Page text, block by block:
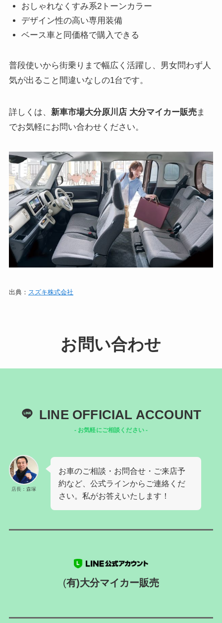
おしゃれなくすみ系2トーンカラー
デザイン性の高い専用装備
ベース車と同価格で購入できる
普段使いから街乗りまで幅広く活躍し、男女問わず人
気が出ること間違いなしの1台です。
詳しくは、 新車市場大分原川店 大分マイカー販売ま
でお気軽にお問い合わせください。
出典： スズキ株式会社
お問い合わせ
LINE OFFICIAL ACCOUNT
- お気軽にご相談ください -
店長：森塚
お車のご相談・お問合せ・ご来店予
約など、公式ラインからご連絡くだ
さい。私がお答えいたします！
(有)大分マイカー販売